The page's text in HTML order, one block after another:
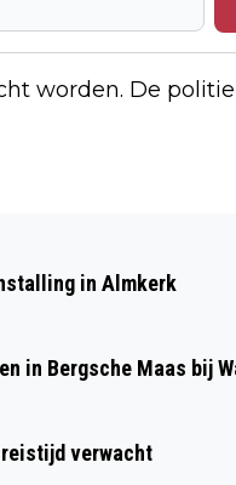
worden. De
EN
in Almkerk
in Bergsche Maas bij
verwacht